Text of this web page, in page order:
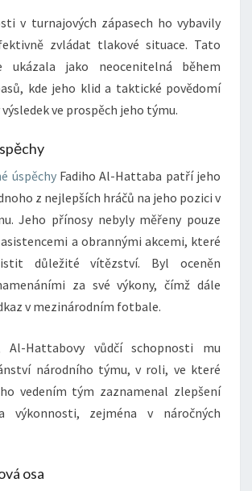
v turnajových zápasech ho vybavily
zvládat tlakové situace. Tato
ukázala jako neocenitelná během
kde jeho klid a taktické povědomí
ve prospěch jeho týmu.
úspěchyFadiho Al-Hattaba patří jeho
z nejlepších hráčů na jeho pozici v
Jeho přínosy nebyly měřeny pouze
a obrannými akcemi, které
důležité vítězství. Byl oceněn
za své výkony, čímž dále
v mezinárodním fotbale.
Al-Hattabovy vůdčí schopnosti mu
národního týmu, v roli, ve které
vedením tým zaznamenal zlepšení
výkonnosti, zejména v náročných
osa